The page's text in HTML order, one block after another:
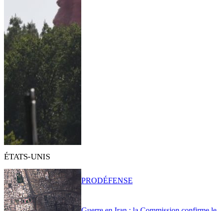
ÉTATS-UNIS
PRODÉFENSE